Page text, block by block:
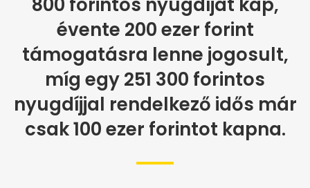
évente 200 ezer forint
támogatásra lenne jogosult,
míg egy 251 300 forintos
nyugdíjjal rendelkező idős már
csak 100 ezer forintot kapna.